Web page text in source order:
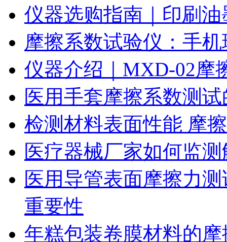
仪器选购指南｜印刷
摩擦系数试验仪：手
仪器介绍｜MXD-02摩
医用手套摩擦系数测
检测材料表面性能 摩
医疗器械厂家如何监
医用导管表面摩擦力
重要性
年糕包装卷膜材料的